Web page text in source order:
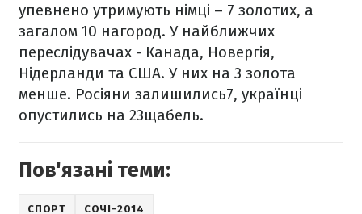
упевнено утримують німці – 7 золотих, а
загалом 10 нагород. У найближчих
переслідувачах - Канада, Новергія,
Нідерланди та США. У них на 3 золота
менше. Росіяни залишились7, українці
опустились на 23щабель.
Пов'язані теми:
СПОРТ СОЧІ-2014